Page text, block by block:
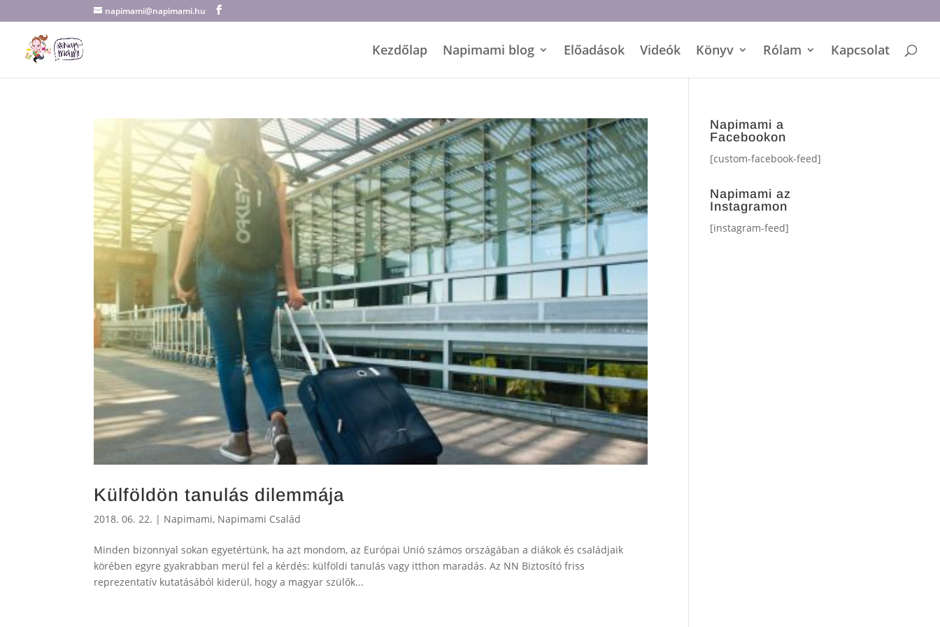
napimami@napimami.hu
Kezdőlap Napimami blog Előadások Videók Könyv Rólam Kapcsolat
Külföldön tanulás dilemmája
2018. 06. 22. | Napimami, Napimami Család
Minden bizonnyal sokan egyetértünk, ha azt mondom, az Európai Unió számos országában a diákok és családjaik
körében egyre gyakrabban merül fel a kérdés: külföldi tanulás vagy itthon maradás. Az NN Biztosító friss
reprezentatív kutatásából kiderül, hogy a magyar szülők...
Napimami a
Facebookon
[custom-facebook-feed]
Napimami az
Instagramon
[instagram-feed]